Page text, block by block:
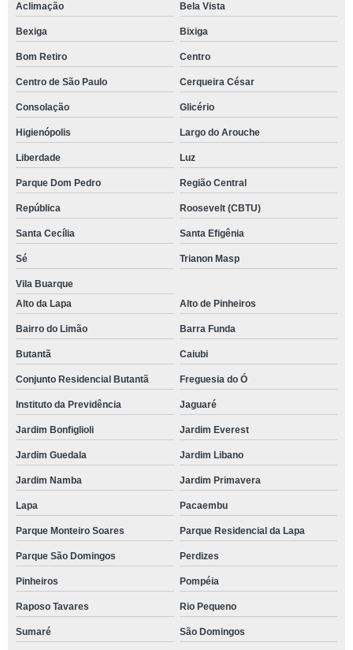
Aclimação Bela Vista
Bexiga Bixiga
Bom Retiro Centro
Centro de São Paulo Cerqueira César
Consolação Glicério
Higienópolis Largo do Arouche
Liberdade Luz
Parque Dom Pedro Região Central
República Roosevelt (CBTU)
Santa Cecília Santa Efigênia
Sé Trianon Masp
Vila Buarque
Alto da Lapa
Alto de Pinheiros
Bairro do Limão Barra Funda
Butantã Caiubi
Conjunto Residencial Butantã Freguesia do Ó
Instituto da Previdência Jaguaré
Jardim Bonfiglioli Jardim Everest
Jardim Guedala Jardim Libano
Jardim Namba Jardim Primavera
Lapa Pacaembu
Parque Monteiro Soares Parque Residencial da Lapa
Parque São Domingos Perdizes
Pinheiros Pompéia
Raposo Tavares Rio Pequeno
Sumaré São Domingos